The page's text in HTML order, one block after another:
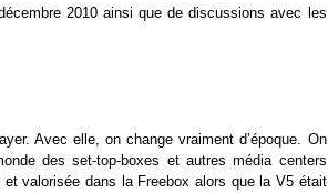
2010 ainsi que de discussions avec les
Avec elle, on change vraiment d’époque. On
des set-top-boxes et autres média centers
valorisée dans la Freebox alors que la V5 était